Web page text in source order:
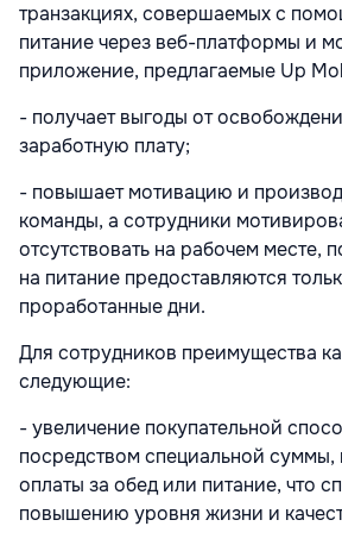
транзакциях, совершаемых с
питание через веб-платформы и
приложение, предлагаемые Up
- получает выгоды от
заработную плату;
- повышает мотивацию и
команды, а сотрудники
отсутствовать на рабочем месте,
на питание предоставляются
проработанные дни.
Для сотрудников преимущества
следующие:
- увеличение покупательной
посредством специальной суммы,
оплаты за обед или питание, что
повышению уровня жизни и